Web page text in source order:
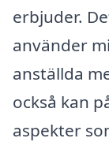
erbjuder.
använder
anställda
också kan
aspekter